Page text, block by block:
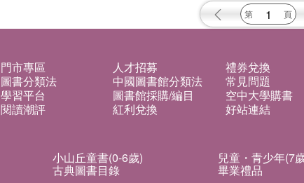
門市專區 人才招募 禮券兌換
圖書分類法 中國圖書館分類法 常見問題
學習平台 圖書館採購/編目 空中大學購書
閱讀潮評 紅利兌換 好站連結
小山丘童書(0-6歲) 兒童・青少年(7
古典圖書目錄 畢業禮品